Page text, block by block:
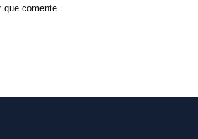
que comente.